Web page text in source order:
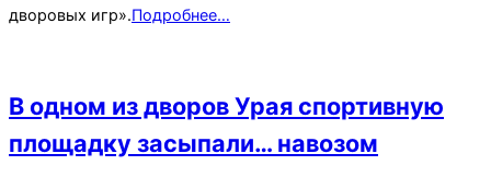
дворовых игр».Подробнее…
В одном из дворов Урая спортивную
площадку засыпали… навозом